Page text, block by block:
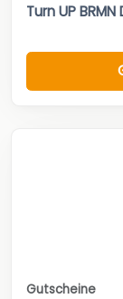
Turn UP
Gutscheine